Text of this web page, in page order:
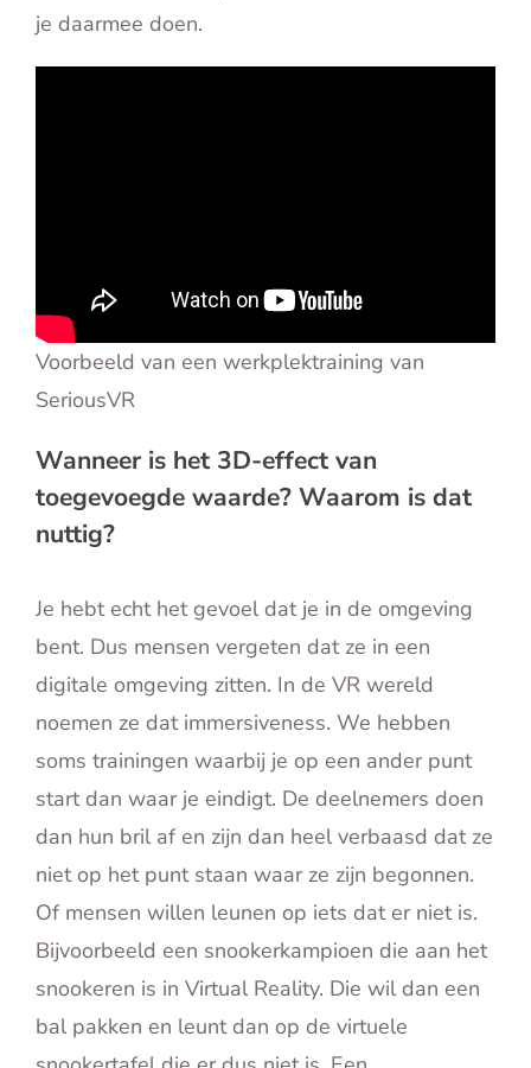
je daarmee doen.
Voorbeeld van een werkplektraining van
SeriousVR
Wanneer is het 3D-effect van
toegevoegde waarde? Waarom is dat
nuttig?
Je hebt echt het gevoel dat je in de omgeving
bent. Dus mensen vergeten dat ze in een
digitale omgeving zitten. In de VR wereld
noemen ze dat immersiveness. We hebben
soms trainingen waarbij je op een ander punt
start dan waar je eindigt. De deelnemers doen
dan hun bril af en zijn dan heel verbaasd dat ze
niet op het punt staan waar ze zijn begonnen.
Of mensen willen leunen op iets dat er niet is.
Bijvoorbeeld een snookerkampioen die aan het
snookeren is in Virtual Reality. Die wil dan een
bal pakken en leunt dan op de virtuele